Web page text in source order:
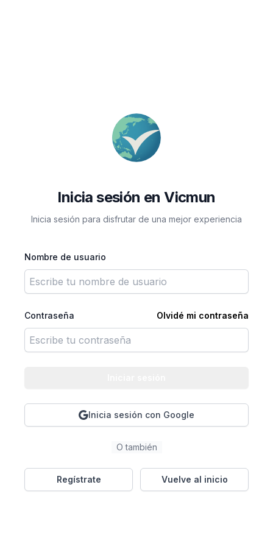
Inicia sesión en Vicmun
Inicia sesión para disfrutar de una mejor experiencia
Nombre de usuario
Contraseña Olvidé mi contraseña
Inicia sesión con Google
O también
Regístrate Vuelve al inicio